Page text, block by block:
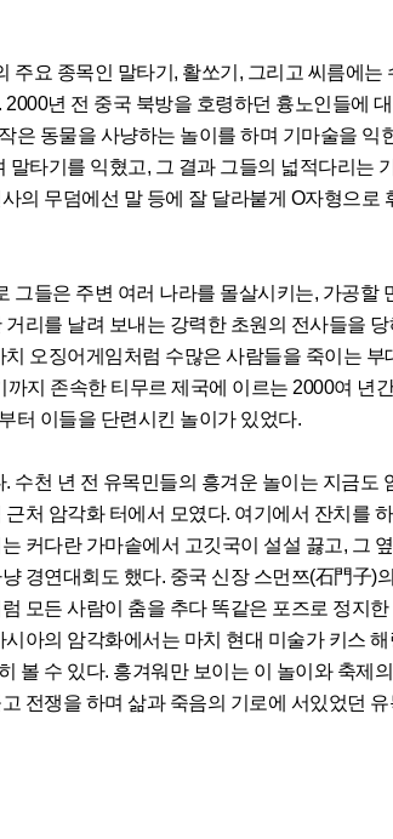
요 종목인 말타기, 활쏘기, 그리고 씨름에는
년 전 중국 북방을 호령하던 흉노인들에
은 동물을 사냥하는 놀이를 하며 기마술을 익
타기를 익혔고, 그 결과 그들의 넓적다리는
의 무덤에선 말 등에 잘 달라붙게 O자형으로
그들은 주변 여러 나라를 몰살시키는, 가공할
리를 날려 보내는 강력한 초원의 전사들을 당
오징어게임처럼 수많은 사람들을 죽이는 부
지 존속한 티무르 제국에 이르는 2000여 년
터 이들을 단련시킨 놀이가 있었다.
수천 년 전 유목민들의 흥겨운 놀이는 지금도
처 암각화 터에서 모였다. 여기에서 잔치를
커다란 가마솥에서 고깃국이 설설 끓고, 그 옆
경연대회도 했다. 중국 신장 스먼쯔(石門子)
모든 사람이 춤을 추다 똑같은 포즈로 정지한
아의 암각화에서는 마치 현대 미술가 키스 해
볼 수 있다. 흥겨워만 보이는 이 놀이와 축제의
전쟁을 하며 삶과 죽음의 기로에 서있었던 유